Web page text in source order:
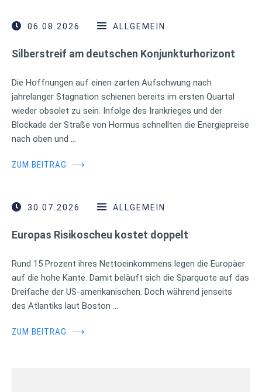
06.08.2026 ALLGEMEIN
Silberstreif am deutschen Konjunkturhorizont
Die Hoffnungen auf einen zarten Aufschwung nach
jahrelanger Stagnation schienen bereits im ersten Quartal
wieder obsolet zu sein. Infolge des Irankrieges und der
Blockade der Straße von Hormus schnellten die Energiepreise
nach oben und …
ZUM BEITRAG ⟶
30.07.2026 ALLGEMEIN
Europas Risikoscheu kostet doppelt
Rund 15 Prozent ihres Nettoeinkommens legen die Europäer
auf die hohe Kante. Damit beläuft sich die Sparquote auf das
Dreifache der US-amerikanischen. Doch während jenseits
des Atlantiks laut Boston …
ZUM BEITRAG ⟶